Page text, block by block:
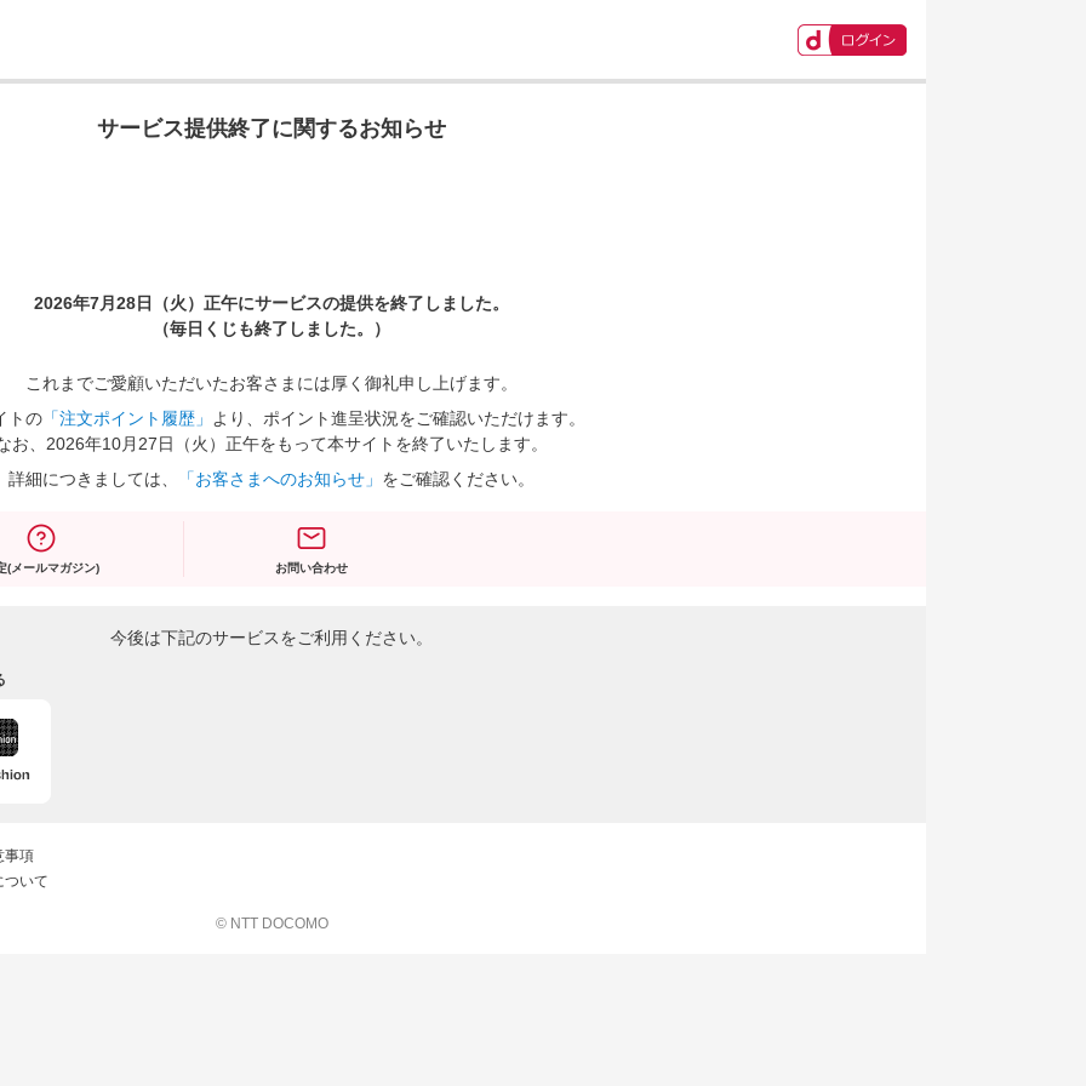
サービス提供終了に関するお知らせ
2026年7月28日（火）正午にサービスの提供を終了しました。
（毎日くじも終了しました。）
これまでご愛顧いただいたお客さまには厚く御礼申し上げます。
トの 「注文ポイント履歴」
より、ポイント進呈状況をご確認いただけます。
お、2026年10月27日（火）正午をもって本サイトを終了いたします。
詳細につきましては、
「お客さまへのお知らせ」 をご確認ください。
(メールマガジン) お問い合わせ
今後は下記のサービスをご利用ください。
事項
ついて
© NTT DOCOMO